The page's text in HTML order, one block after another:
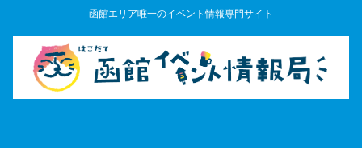
函館エリア唯一のイベント情報専門サイト